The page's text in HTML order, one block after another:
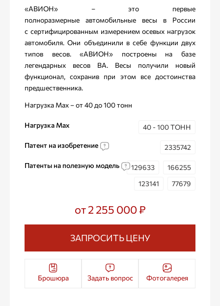
«АВИОН» – это первые
полноразмерные автомобильные весы в России
с сертифицированным измерением осевых нагрузок
автомобиля. Они объединили в себе функции двух
типов весов. «АВИОН» построены на базе
легендарных весов ВА. Весы получили новый
функционал, сохранив при этом все достоинства
предшественника.
Нагрузка Max – от 40 до 100 тонн
Нагрузка Max 40 - 100 ТОНН
Патент на изобретение 2335742
Патенты на полезную модель 129633
166255
123141
77679
Брошюра Задать вопрос Фотогалерея
от 2 255 000 ₽
ЗАПРОСИТЬ ЦЕНУ